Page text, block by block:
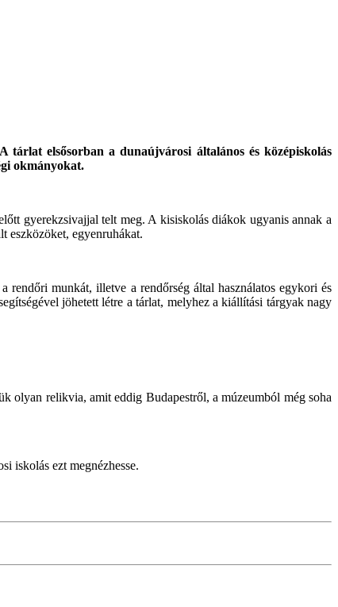
elsősorban a dunaújvárosi általános és középiskolás
okmányokat.
gyerekzsivajjal telt meg. A kisiskolás diákok ugyanis annak a
eszközöket, egyenruhákat.
rendőri munkát, illetve a rendőrség által használatos egykori és
jöhetett létre a tárlat, melyhez a kiállítási tárgyak nagy
olyan relikvia, amit eddig Budapestről, a múzeumból még soha
iskolás ezt megnézhesse.